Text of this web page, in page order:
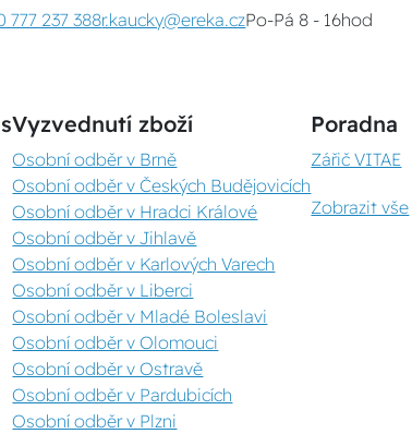
777 237 388r.kaucky@ereka.czPo-Pá 8 - 16hod
Vyzvednutí zboží
Osobní odběr v Brně
Osobní odběr v Českých Budějovicích
Osobní odběr v Hradci Králové
Osobní odběr v Jihlavě
Osobní odběr v Karlových Varech
Osobní odběr v Liberci
Osobní odběr v Mladé Boleslavi
Osobní odběr v Olomouci
Osobní odběr v Ostravě
Osobní odběr v Pardubicích
Osobní odběr v Plzni
Poradna
Zářič VITAE
Zobrazit vše